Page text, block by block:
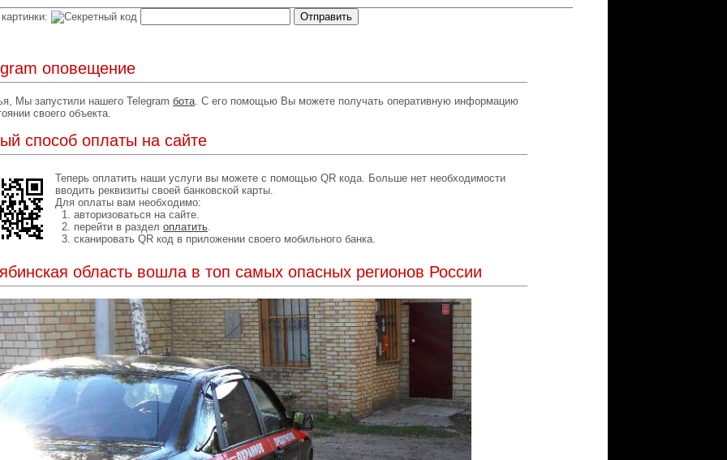
оповещение
Мы запустили нашего Telegram бота . С его помощью Вы можете получать оперативную информацию
своего объекта.
способ оплаты на сайте
Теперь оплатить наши услуги вы можете c помощью QR кода. Больше нет необходимости
вводить реквизиты своей банковской карты.
Для оплаты вам необходимо:
1. авторизоваться на сайте.
2. перейти в раздел оплатить
3. сканировать QR код в приложении своего мобильного банка.
область вошла в топ самых опасных регионов России